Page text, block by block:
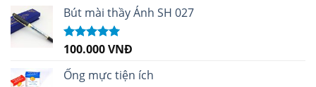
Bút mài thầy Ánh SH 027
Được xếp
sao
100.000VNĐ
Ống mực tiện ích